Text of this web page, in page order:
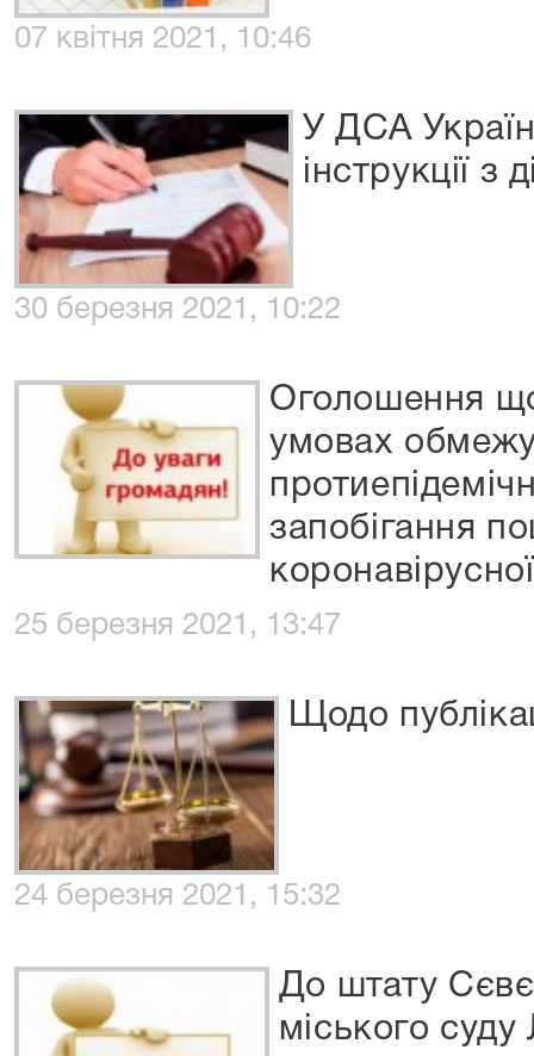
07 квітня 2021, 10:46
У ДСА
інструкції з
30 березня 2021, 10:22
Оголошення
умовах
запобігання
25 березня 2021, 13:47
Щодо
24 березня 2021, 15:32
До штату
міського суду